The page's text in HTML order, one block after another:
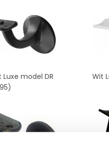
Luxe model DR
Wit